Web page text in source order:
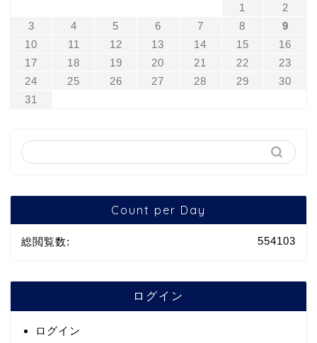
1
2
3
4 5 6 7 8
9
10
11 12 13 14 15
16
17
18 19 20 21 22
23
24
25 26 27 28 29
30
31
Count per Day
554103
総閲覧数:
ログイン
ログイン